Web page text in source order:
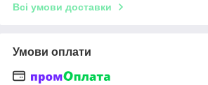
Всі умови доставки
Умови оплати